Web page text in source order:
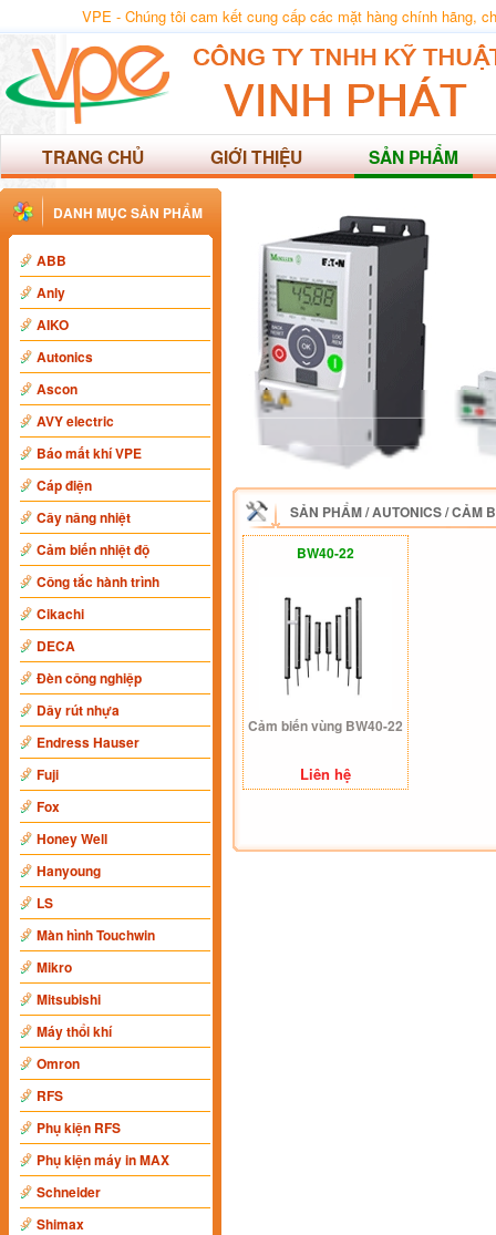
VPE - Chúng tôi cam kết cung cấp các mặt hàng chính hãng,
TRANG CHỦ GIỚI THIỆU SẢN PHẨM
DANH MỤC SẢN PHẨM
ABB
Anly
AIKO
Autonics
Ascon
AVY electric
Báo mất khí VPE
Cáp điện
Cây nâng nhiệt
Cảm biến nhiệt độ
Công tắc hành trình
Cikachi
DECA
Đèn công nghiệp
Dây rút nhựa
Endress Hauser
Fuji
Fox
Honey Well
Hanyoung
LS
Màn hình Touchwin
Mikro
Mitsubishi
Máy thổi khí
Omron
RFS
Phụ kiện RFS
Phụ kiện máy in MAX
Schneider
Shimax
SẢN PHẨM/AUTONICS/CẢM
BW40-22
Cảm biến vùng BW40-22
Liên hệ